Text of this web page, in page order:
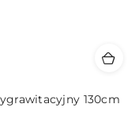
130cm